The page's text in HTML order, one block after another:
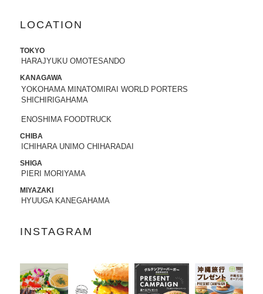
されました。
日之出出版「Fine 2022年10月号
テディーズビガーバーガー原宿表参道店
が紹介されました。
9/7から9/12まで、大丸札幌店＜アロ！ハ
URGERSが期間限定でOPENします。
2022.07.21
8/3から8/8まで、京都タカシマヤに、TED
DY'S BIGGER BURGERSが期間限定でO
2022.06.28
Y'S BIGGER BURGERSが期間限定でOP
ENします。
LOCATION
TOKYO
HARAJYUKU OMOTESANDO
KANAGAWA
YOKOHAMA MINATOMIRAI WORLD PORTERS
SHICHIRIGAHAMA
ENOSHIMA FOODTRUCK
CHIBA
ICHIHARA UNIMO CHIHARADAI
SHIGA
PIERI MORIYAMA
MIYAZAKI
HYUUGA KANEGAHAMA
INSTAGRAM